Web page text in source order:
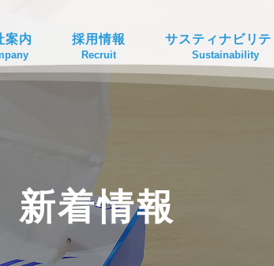
案内 採用情報
Recruit
サスティナビリ
Sustainability
新着情報